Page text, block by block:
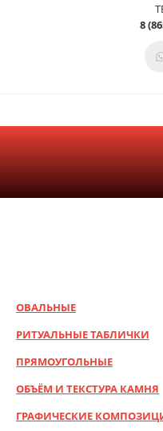
8
ОВАЛЬНЫЕ
РИТУАЛЬНЫЕ ТАБЛИЧКИ
ПРЯМОУГОЛЬНЫЕ
ОБЪЁМ И ТЕКСТУРА КАМНЯ
ГРАФИЧЕСКИЕ